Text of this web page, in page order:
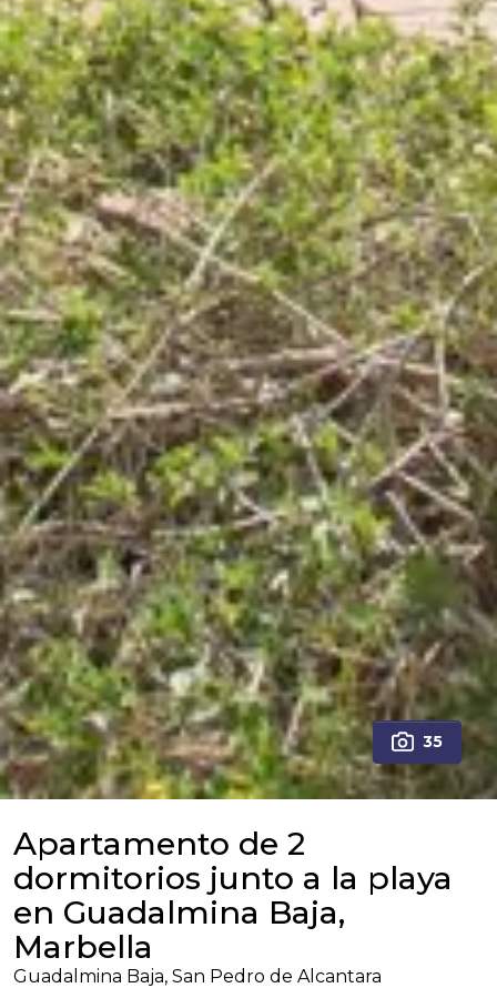
35
Apartamento de 2
dormitorios junto a la playa
en Guadalmina Baja,
Marbella
Guadalmina Baja, San Pedro de Alcantara